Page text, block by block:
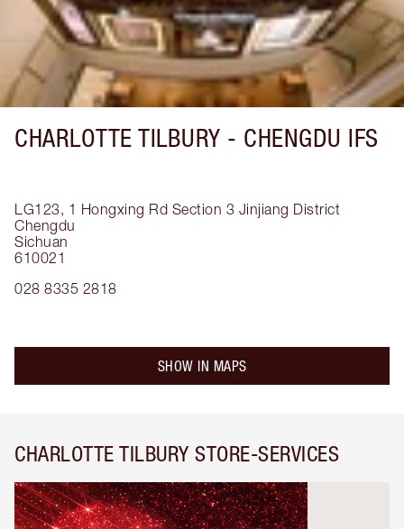
CHARLOTTE TILBURY - CHENGDU IFS
LG123, 1 Hongxing Rd Section 3 Jinjiang District
Chengdu
Sichuan
610021
028 8335 2818
SHOW IN MAPS
CHARLOTTE TILBURY STORE-SERVICES